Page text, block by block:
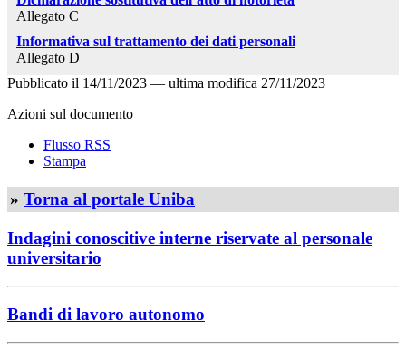
Allegato C
Informativa sul trattamento dei dati personali
Allegato D
Pubblicato il 14/11/2023 — ultima modifica 27/11/2023
Azioni sul documento
Flusso RSS
Stampa
» Torna al portale Uniba
Indagini conoscitive interne riservate al personale
universitario
Bandi di lavoro autonomo